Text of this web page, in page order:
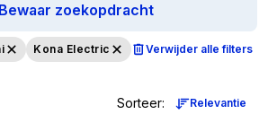
zoekopdracht
Kona Electric Verwijder alle filters
Sorteer: Relevantie